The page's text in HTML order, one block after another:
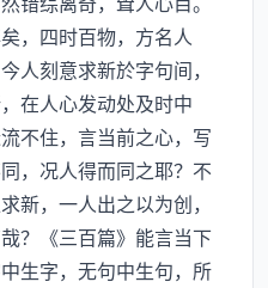
四时百物，方名人
人刻意求新於字句间，
在人心发动处及时中
不住，言当前之心，写
，况人得而同之耶？不
新，一人出之以为创，
？《三百篇》能言当下
生字，无句中生句，所